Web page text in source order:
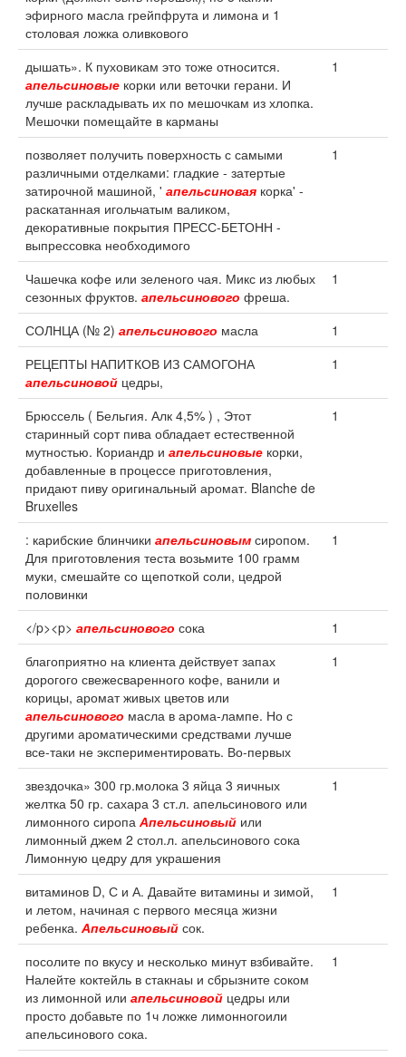
эфирного масла грейпфрута и лимона и 1
столовая ложка оливкового
дышать». К пуховикам это тоже относится.
апельсиновые корки или веточки герани. И
лучше раскладывать их по мешочкам из хлопка.
Мешочки помещайте в карманы
1
позволяет получить поверхность с самыми
различными отделками: гладкие - затертые
затирочной машиной, ' апельсиновая корка' -
раскатанная игольчатым валиком,
декоративные покрытия ПРЕСС-БЕТОНН -
выпрессовка необходимого
1
Чашечка кофе или зеленого чая. Микс из любых
сезонных фруктов. апельсинового фреша.
1
СОЛНЦА (№ 2) апельсинового масла
1
РЕЦЕПТЫ НАПИТКОВ ИЗ САМОГОНА
апельсиновой цедры,
1
Брюссель ( Бельгия. Алк 4,5% ) , Этот
старинный сорт пива обладает естественной
мутностью. Кориандр и апельсиновые корки,
добавленные в процессе приготовления,
придают пиву оригинальный аромат. Blanche de
Bruxelles
1
: карибские блинчики апельсиновым сиропом.
Для приготовления теста возьмите 100 грамм
муки, смешайте со щепоткой соли, цедрой
половинки
1
</p><p> апельсинового сока
1
благоприятно на клиента действует запах
дорогого свежесваренного кофе, ванили и
корицы, аромат живых цветов или
апельсинового масла в арома-лампе. Но с
другими ароматическими средствами лучше
все-таки не экспериментировать. Во-первых
1
звездочка» 300 гр.молока 3 яйца 3 яичных
желтка 50 гр. сахара 3 ст.л. апельсинового или
лимонного сиропа Апельсиновый или
лимонный джем 2 стол.л. апельсинового сока
Лимонную цедру для украшения
1
витаминов D, С и А. Давайте витамины и зимой,
и летом, начиная с первого месяца жизни
ребенка. Апельсиновый сок.
1
посолите по вкусу и несколько минут взбивайте.
Налейте коктейль в стакнаы и сбрызните соком
из лимонной или апельсиновой цедры или
просто добавьте по 1ч ложке лимонногоили
апельсинового сока.
1